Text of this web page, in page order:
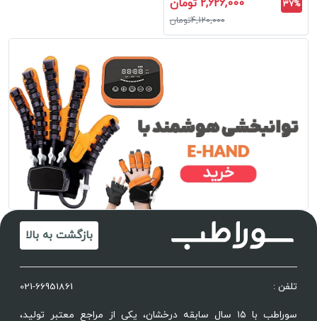
37% 2,626,000 تومان
4,120,000تومان
بازگشت به بالا
تلفن : 021-66951861
سوراطب با ۱۵ سال سابقه درخشان، یکی از مراجع معتبر تولید،